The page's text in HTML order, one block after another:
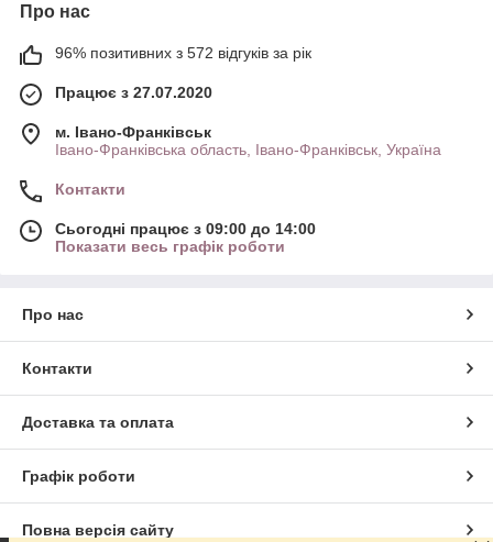
Про нас
96% позитивних з 572 відгуків за рік
Працює з 27.07.2020
м. Івано-Франківськ
Івано-Франківська область, Івано-Франківськ, Україна
Контакти
Сьогодні працює з 09:00 до 14:00
Показати весь графік роботи
Про нас
Контакти
Доставка та оплата
Графік роботи
Повна версія сайту